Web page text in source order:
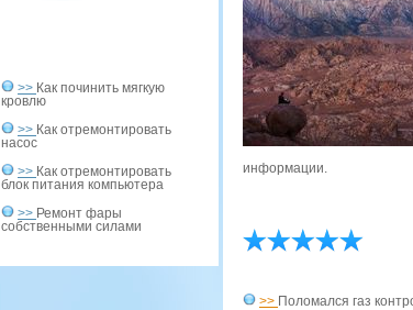
>> Как починить мягкую
кровлю
>> Как отремонтировать
насос
>> Как отремонтировать
блок питания компьютера
>> Ремонт фары
собственными силами
информации.
>> Поломался газ